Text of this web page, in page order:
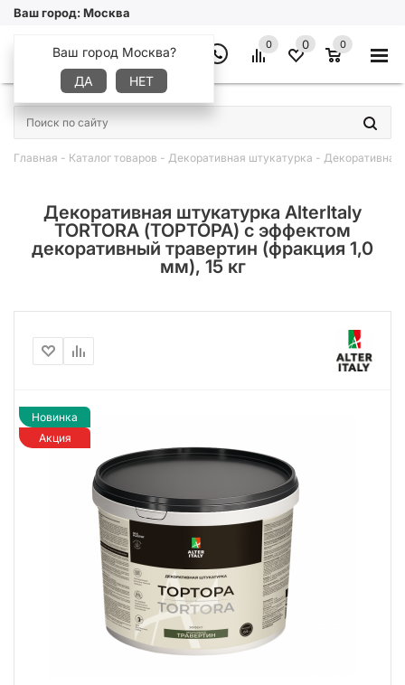
Ваш город:Москва
Ваш город Москва?
ДА
НЕТ
0 0 0
×
Главная - Каталог товаров - Декоративная штукатурка - Декоративная
Декоративная штукатурка AlterItaly
TORTORA (ТОРТОРА) с эффектом
декоративный травертин (фракция 1,0
мм), 15 кг
Новинка
Акция